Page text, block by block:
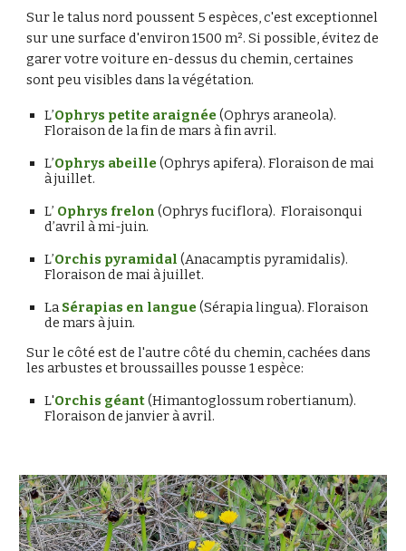
Sur le talus nord poussent 5 espèces, c'est exceptionnel
sur une surface d'environ 1500 m². Si possible, évitez de
garer votre voiture en-dessus du chemin, certaines
sont peu visibles dans la végétation.
L’Ophrys petite araignée (Ophrys araneola).
Floraison de la fin de mars à fin avril.
L’Ophrys abeille (Ophrys apifera). Floraison de mai
à juillet.
L’ Ophrys frelon (Ophrys fuciflora).  Floraisonqui
d’avril à mi-juin.
L’Orchis pyramidal (Anacamptis pyramidalis).
Floraison de mai à juillet.
La Sérapias en langue (Sérapia lingua). Floraison
de mars à juin.
Sur le côté est de l'autre côté du chemin, cachées dans
les arbustes et broussailles pousse 1 espèce:
L'Orchis géant (Himantoglossum robertianum).
Floraison de janvier à avril.